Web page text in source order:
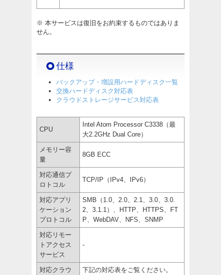
※ 本サービスは復旧をお約束するものではありま
せん。
仕様
バックアップ・増設用ハードディスク一覧
交換ハードディスク対応表
クラウドストレージサービス対応表
CPU
Intel Atom Processor C3338（最
大2.2GHz Dual Core）
メモリー容
量
8GB ECC
対応通信プ
ロトコル
TCP/IP（IPv4、IPv6）
対応アプリ
ケーション
プロトコル
SMB（1.0、2.0、2.1、3.0、3.0.
2、3.1.1）、HTTP、HTTPS、FT
P、WebDAV、NFS、SNMP
対応リモー
トアクセス
サービス
-
対応クラウ
下記の対応表をご覧ください。